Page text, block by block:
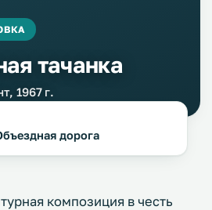
тачанка
1967 г.
дорога
композиция в честь